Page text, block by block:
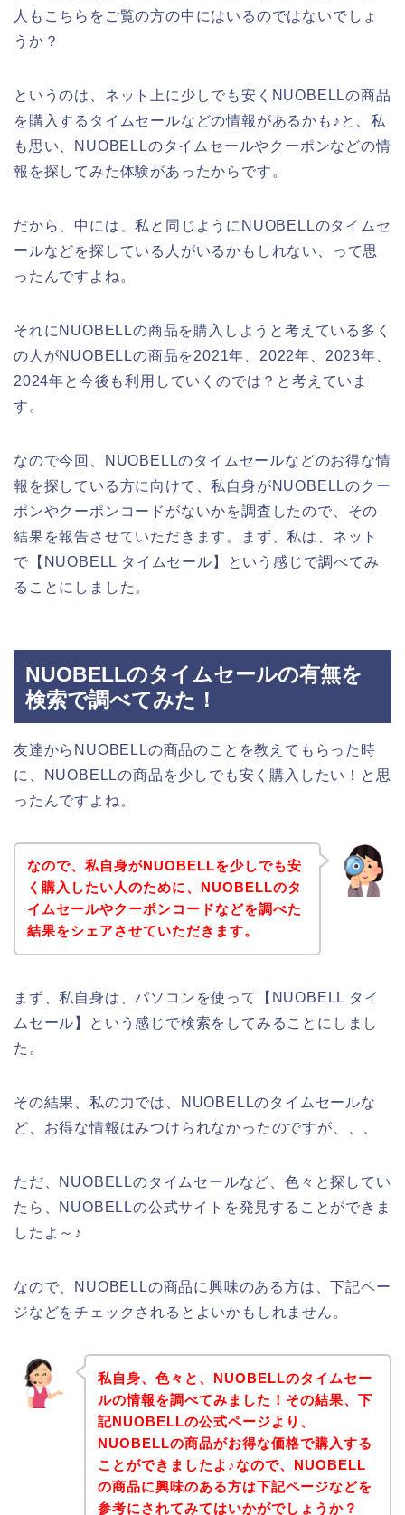
人もこちらをご覧の方の中にはいるのではないでしょ
うか？
というのは、ネット上に少しでも安くNUOBELLの商品
を購入するタイムセールなどの情報があるかも♪と、私
も思い、NUOBELLのタイムセールやクーポンなどの情
報を探してみた体験があったからです。
だから、中には、私と同じようにNUOBELLのタイムセ
ールなどを探している人がいるかもしれない、って思
ったんですよね。
それにNUOBELLの商品を購入しようと考えている多く
の人がNUOBELLの商品を2021年、2022年、2023年、
2024年と今後も利用していくのでは？と考えていま
す。
なので今回、NUOBELLのタイムセールなどのお得な情
報を探している方に向けて、私自身がNUOBELLのクー
ポンやクーポンコードがないかを調査したので、その
結果を報告させていただきます。まず、私は、ネット
で【NUOBELL タイムセール】という感じで調べてみ
ることにしました。
NUOBELLのタイムセールの有無を
検索で調べてみた！
友達からNUOBELLの商品のことを教えてもらった時
に、NUOBELLの商品を少しでも安く購入したい！と思
ったんですよね。
なので、私自身がNUOBELLを少しでも安
く購入したい人のために、NUOBELLのタ
イムセールやクーポンコードなどを調べた
結果をシェアさせていただきます。
まず、私自身は、パソコンを使って【NUOBELL タイ
ムセール】という感じで検索をしてみることにしまし
た。
その結果、私の力では、NUOBELLのタイムセールな
ど、お得な情報はみつけられなかったのですが、、、
ただ、NUOBELLのタイムセールなど、色々と探してい
たら、NUOBELLの公式サイトを発見することができま
したよ～♪
なので、NUOBELLの商品に興味のある方は、下記ペー
ジなどをチェックされるとよいかもしれません。
私自身、色々と、NUOBELLのタイムセー
ルの情報を調べてみました！その結果、下
記NUOBELLの公式ページより、
NUOBELLの商品がお得な価格で購入する
ことができましたよ♪なので、NUOBELL
の商品に興味のある方は下記ページなどを
参考にされてみてはいかがでしょうか？